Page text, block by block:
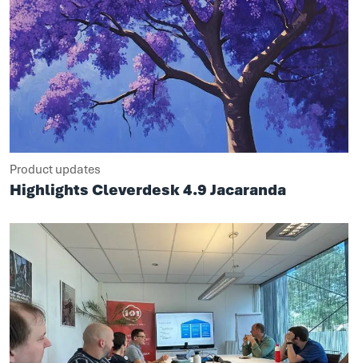
Product updates
Highlights Cleverdesk 4.9 Jacaranda